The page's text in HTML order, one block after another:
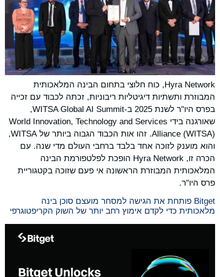
Hyra Network, כוח חלוצי בתחום הבינה המלאכותית
המבוזרת ותשתיות דיגיטליות ריבוניות, זכתה לכבוד עם זכייה
בפרס היו"ר לשנת 2025 ב-WITSA Global AI Summit,
שאורגנה בידי World Innovation, Technology and Services
Alliance (WITSA). זהו אות הכבוד הגבוה ביותר של WITSA,
והוא מוענק לזוכה אחד בלבד ברחבי העולם מדי שנה. עם
הכרה זו, Hyra Network הופכת לפלטפורמת הבינה
המלאכותית המבוזרת הראשונה אי פעם שזוכה בקטגוריית
פרס היו"ר.
Bitget פותחת את הגישה למסחר מועצם סוכן בינה
מלאכותית כדי לקדם אימוץ רחב יותר של השוק הקריפטוגרפי